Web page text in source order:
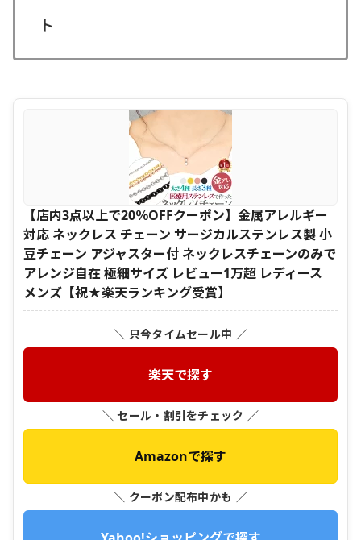
ト
【店内3点以上で20％OFFクーポン】金属アレルギー
対応 ネックレス チェーン サージカルステンレス製 小
豆チェーン アジャスター付 ネックレスチェーンのみで
アレンジ自在 極細サイズ レビュー1万超 レディース
メンズ【祝★楽天ランキング受賞】
＼ 只今タイムセール中 ／
楽天で探す
＼ セール・割引をチェック ／
Amazonで探す
＼ クーポン配布中かも ／